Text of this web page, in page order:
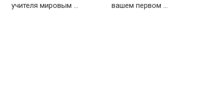
учителя мировым ...
вашем первом ...